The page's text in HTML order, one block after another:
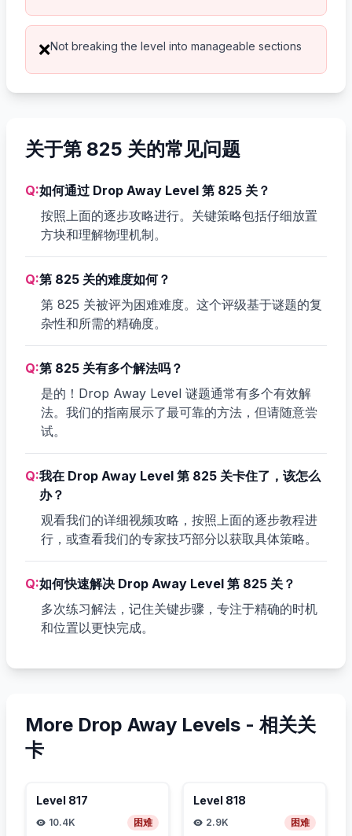
❌Not breaking the level into manageable sections
关于第 825 关的常见问题
Q:如何通过 Drop Away Level 第 825 关？
按照上面的逐步攻略进行。关键策略包括仔细放置
方块和理解物理机制。
Q:第 825 关的难度如何？
第 825 关被评为困难难度。这个评级基于谜题的复
杂性和所需的精确度。
Q:第 825 关有多个解法吗？
是的！Drop Away Level 谜题通常有多个有效解
法。我们的指南展示了最可靠的方法，但请随意尝
试。
Q:我在 Drop Away Level 第 825 关卡住了，该怎么
办？
观看我们的详细视频攻略，按照上面的逐步教程进
行，或查看我们的专家技巧部分以获取具体策略。
Q:如何快速解决 Drop Away Level 第 825 关？
多次练习解法，记住关键步骤，专注于精确的时机
和位置以更快完成。
More Drop Away Levels - 相关关
卡
Level 817
10.4K 困难
Level 818
2.9K 困难